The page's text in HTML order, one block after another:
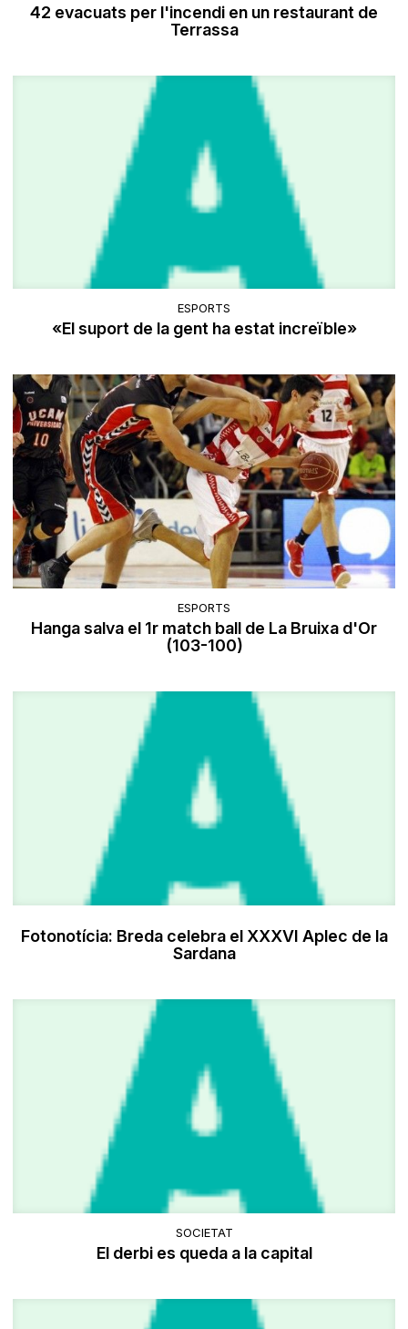
42 evacuats per l'incendi en un restaurant de
Terrassa
ESPORTS
«El suport de la gent ha estat increïble»
ESPORTS
Hanga salva el 1r match ball de La Bruixa d'Or
(103-100)
Fotonotícia: Breda celebra el XXXVI Aplec de la
Sardana
SOCIETAT
El derbi es queda a la capital